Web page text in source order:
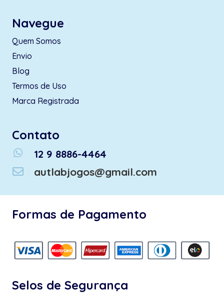
Navegue
Quem Somos
Envio
Blog
Termos de Uso
Marca Registrada
Contato
whatsapp
12 9 8886-4464
autlabjogos@gmail.com
Formas de Pagamento
Selos de Segurança